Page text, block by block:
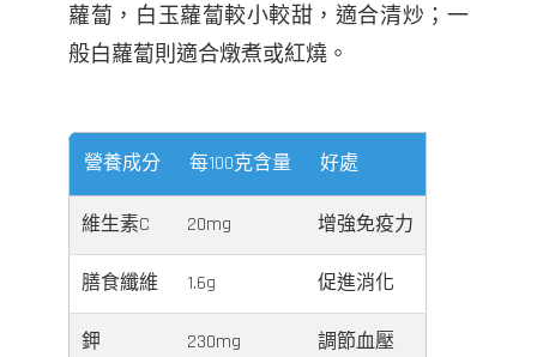
蘿蔔，白玉蘿蔔較小較甜，適合清炒；一
般白蘿蔔則適合燉煮或紅燒。
營養成分 每100克含量 好處
維生素C 20mg 增強免疫力
膳食纖維 1.6g 促進消化
鉀 230mg 調節血壓